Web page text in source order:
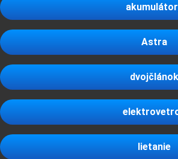
Astra
dvojčlánok
lietanie